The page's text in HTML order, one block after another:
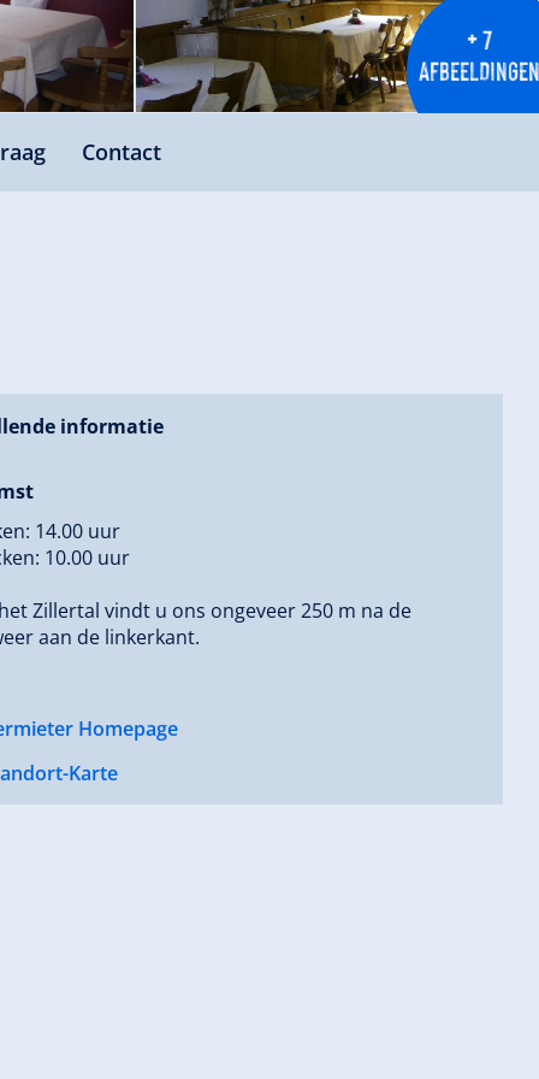
+ 7
AFBEELDINGEN
Contact
informatie
14.00 uur
10.00 uur
Zillertal vindt u ons ongeveer 250 m na de
aan de linkerkant.
Homepage
Karte